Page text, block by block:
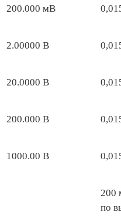
200.000 мВ
2.00000 В
20.0000 В
200.000 В
1000.00 B
200
по